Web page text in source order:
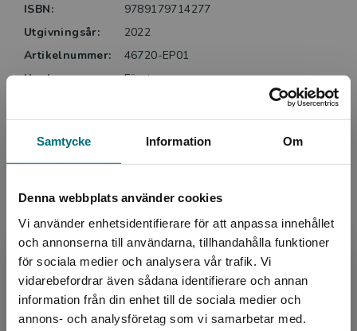
Samtycke Information Om
Denna webbplats använder cookies
Vi använder enhetsidentifierare för att anpassa innehållet
och annonserna till användarna, tillhandahålla funktioner
för sociala medier och analysera vår trafik. Vi
vidarebefordrar även sådana identifierare och annan
information från din enhet till de sociala medier och
annons- och analysföretag som vi samarbetar med.
Begränsad fraktregion
ISBN:
9789179714277
Utgivningsår:
2022
Artikelnummer:
46720-EP01
Upplaga:
Första
Upphovspersoner
Författare